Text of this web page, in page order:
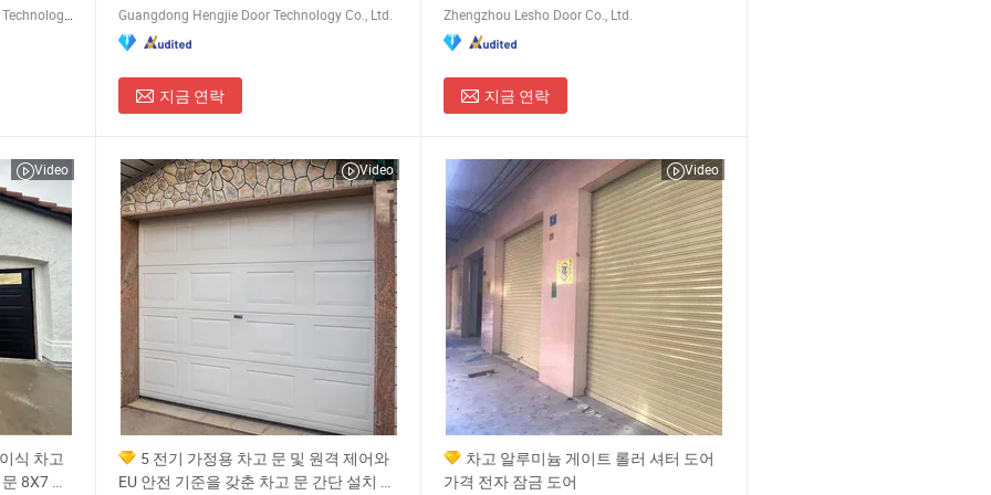
Guangdong Hengjie Door Technology Co., Ltd.
지금 연락
Zhengzhou Lesho Door Co., Ltd.
지금 연락
Video
식 차고
8X7 패
Video
5 전기 가정용 차고 문 및 원격 제어와
EU 안전 기준을 갖춘 차고 문 간단 설치 단
Video
차고 알루미늄 게이트 롤러 셔터 도어
가격 전자 잠금 도어